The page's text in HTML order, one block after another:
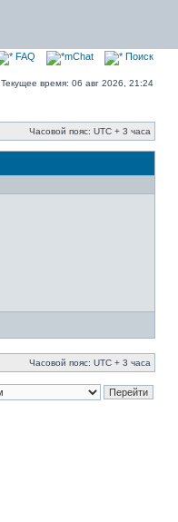
FAQ mChat Поиск
Текущее время: 06 авг 2026, 21:24
Часовой пояс: UTC + 3 часа
Часовой пояс: UTC + 3 часа